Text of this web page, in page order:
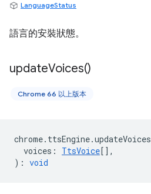
LanguageStatus
語言的安裝狀態。
updateVoices()
Chrome 66 以上版本
chrome. ttsEngine.updateVoices
voices : TtsVoice[],
) : void